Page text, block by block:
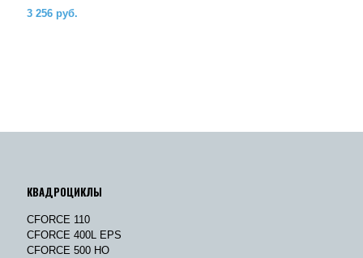
3 256 руб.
КВАДРОЦИКЛЫ
CFORCE 110
CFORCE 400L EPS
CFORCE 500 HO